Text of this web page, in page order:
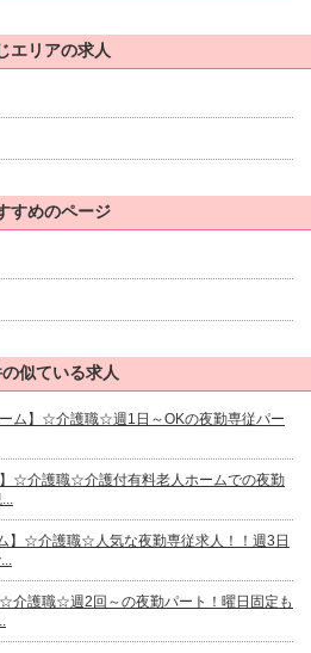
エリアの求人
すめのページ
似ている求人
ーム】☆介護職☆週1日～OKの夜勤専従パー
】☆介護職☆介護付有料老人ホームでの夜勤
】☆介護職☆人気な夜勤専従求人！！週3日
☆介護職☆週2回～の夜勤パート！曜日固定も